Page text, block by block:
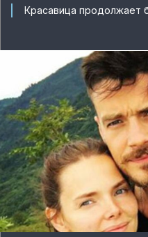
Красавица продолжает